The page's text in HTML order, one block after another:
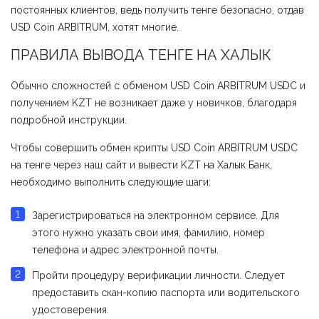
постоянных клиентов, ведь получить тенге безопасно, отдав
USD Coin ARBITRUM, хотят многие.
ПРАВИЛА ВЫВОДА ТЕНГЕ НА ХАЛЫК
Обычно сложностей с обменом USD Coin ARBITRUM USDC и
получением KZT не возникает даже у новичков, благодаря
подробной инструкции.
Чтобы совершить обмен крипты USD Coin ARBITRUM USDC
на тенге через наш сайт и вывести KZT на Халык Банк,
необходимо выполнить следующие шаги:
Зарегистрироваться на электронном сервисе. Для
этого нужно указать свои имя, фамилию, номер
телефона и адрес электронной почты.
Пройти процедуру верификации личности. Следует
предоставить скан-копию паспорта или водительского
удостоверения.